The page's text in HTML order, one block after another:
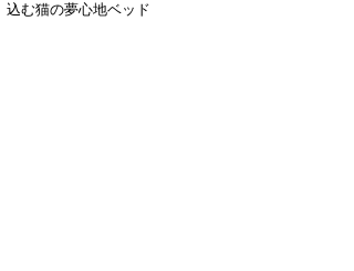
込む猫の夢心地ベッド